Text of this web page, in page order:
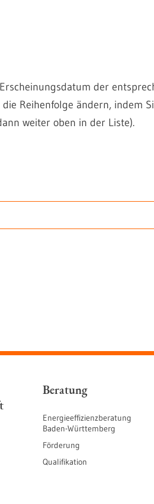
der
Reihenfolge ändern, indem
weiter oben in der Liste).
Beratung
Energieeffizienzberatung
Baden-Württemberg
Förderung
Qualifikation